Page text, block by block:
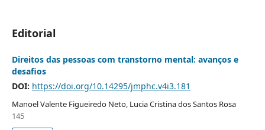
Editorial
Direitos das pessoas com transtorno mental: avanços e
desafios
DOI: https://doi.org/10.14295/jmphc.v4i3.181
Manoel Valente Figueiredo Neto, Lucia Cristina dos Santos Rosa
145